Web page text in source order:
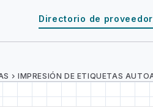
Directorio de
chevron_rightIMPRESIÓN DE ETIQUETAS